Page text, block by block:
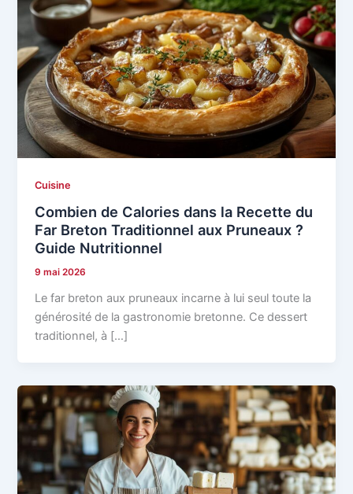
Cuisine
Combien de Calories dans la Recette du
Far Breton Traditionnel aux Pruneaux ?
Guide Nutritionnel
9 mai 2026
Le far breton aux pruneaux incarne à lui seul toute la
générosité de la gastronomie bretonne. Ce dessert
traditionnel, à […]